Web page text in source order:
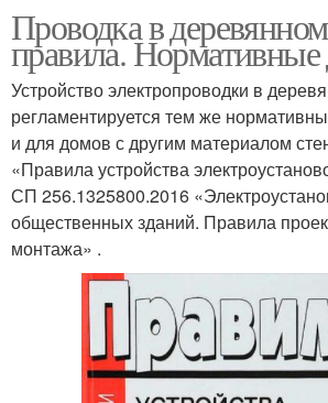
Проводка в
правила.
Устройство электропроводки в
регламентируется тем же
и для домов с другим материалом
«Правила устройства
СП 256.1325800.2016
общественных зданий. Правила
монтажа» .